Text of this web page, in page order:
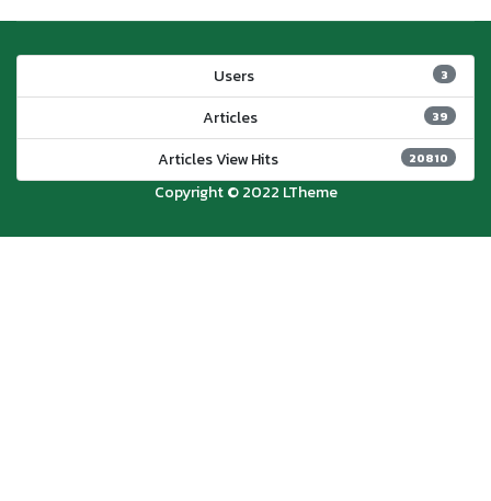
Users 3
Articles 39
Articles View Hits 20810
Copyright © 2022 LTheme